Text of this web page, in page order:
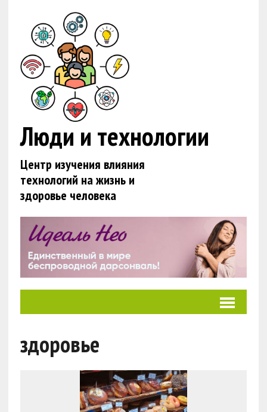
Люди и технологии
Центр изучения влияния
технологий на жизнь и
здоровье человека
здоровье